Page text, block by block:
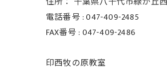
電話番号 :047-409-2485
FAX番号 : 047-409-2486
印西牧の原教室